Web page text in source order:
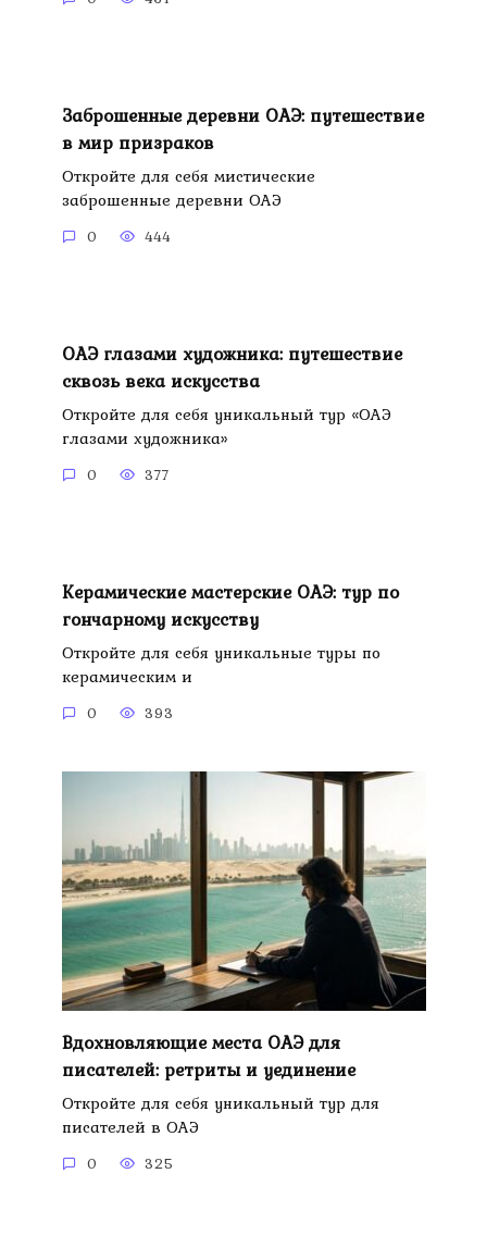
Заброшенные деревни ОАЭ: путешествие
в мир призраков
Откройте для себя мистические
заброшенные деревни ОАЭ
0 444
ОАЭ глазами художника: путешествие
сквозь века искусства
Откройте для себя уникальный тур «ОАЭ
глазами художника»
0 377
Керамические мастерские ОАЭ: тур по
гончарному искусству
Откройте для себя уникальные туры по
керамическим и
0 393
Вдохновляющие места ОАЭ для
писателей: ретриты и уединение
Откройте для себя уникальный тур для
писателей в ОАЭ
0 325